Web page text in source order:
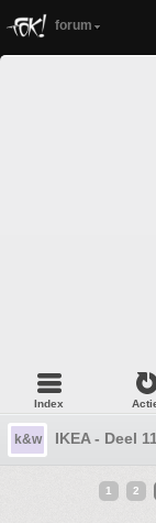
forum
Index
k&w IKEA - Deel
1 2